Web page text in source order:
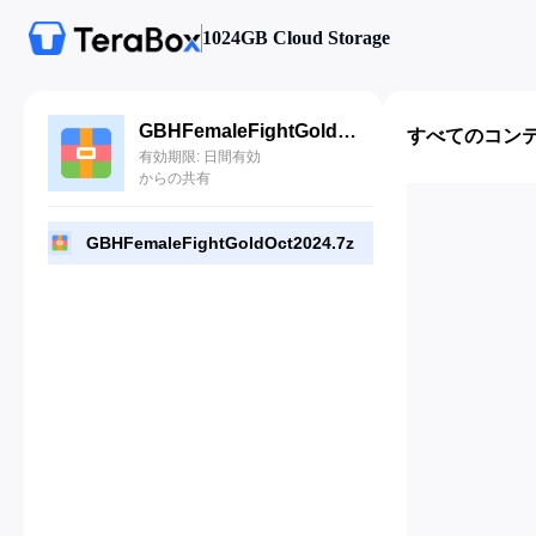
1024GB Cloud Storage
GBHFemaleFightGoldOct2024.7z
有効期限: 日間有効
からの共有
GBHFemaleFightGoldOct2024.7z
すべてのコン